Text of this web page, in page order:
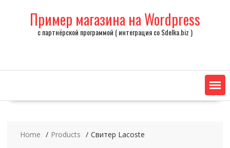
Пример магазина на Wordpress
с партнёрской программой ( интеграция со Sdelka.biz )
Home Products Свитер Lacoste